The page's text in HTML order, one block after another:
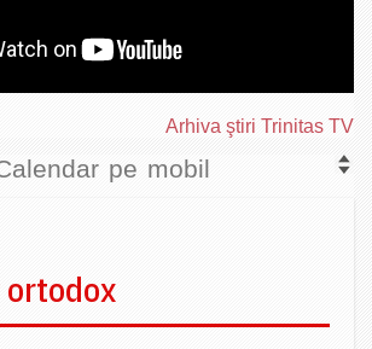
Arhiva ştiri Trinitas TV
pe mobil
ortodox